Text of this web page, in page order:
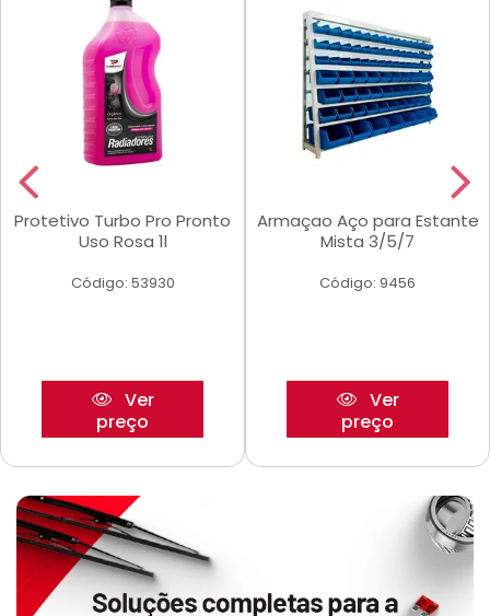
Protetivo Turbo Pro Pronto
Uso Rosa 1l
Código: 53930
Ver
preço
Armaçao Aço para Estante
Mista 3/5/7
Código: 9456
Ver
preço